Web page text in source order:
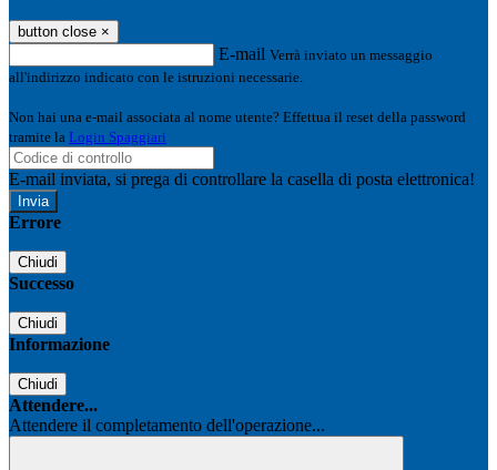
button close ×
E-mail Verrà inviato un messaggio
all'indirizzo indicato con le istruzioni necessarie.
Non hai una e-mail associata al nome utente? Effettua il reset della password
tramite la Login Spaggiari
E-mail inviata, si prega di controllare la casella di posta elettronica!
Errore
Chiudi
Successo
Chiudi
Informazione
Chiudi
Attendere...
Attendere il completamento dell'operazione...